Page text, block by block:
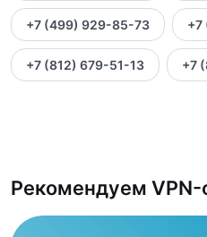
+7 (499) 929-85-73 +7
+7 (812) 679-51-13 +7
Рекомендуем VPN-